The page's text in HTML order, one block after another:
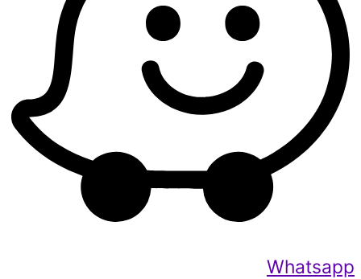
Whatsapp